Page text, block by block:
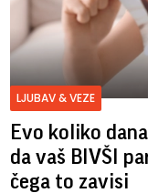
LJUBAV & VEZE
Evo koliko
da vaš BIVŠI
čega to zavisi